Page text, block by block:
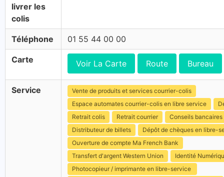
livrer les
colis
Téléphone 01 55 44 00 00
Carte Voir La Carte Route Bureau
Service
Vente de produits et services courrier-colis
Espace automates courrier-colis en libre service
Retrait colis
Retrait courrier
Conseils bancaires
Distributeur de billets
Dépôt de chèques en libre-
Ouverture de compte Ma French Bank
Transfert d'argent Western Union
Identité
Photocopieur / imprimante en libre-service